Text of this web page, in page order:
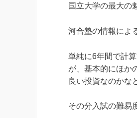
国立大学の最大の
河合塾の情報によ
単純に6年間で計
が、基本的にほか
良い投資なのかな
その分入試の難易